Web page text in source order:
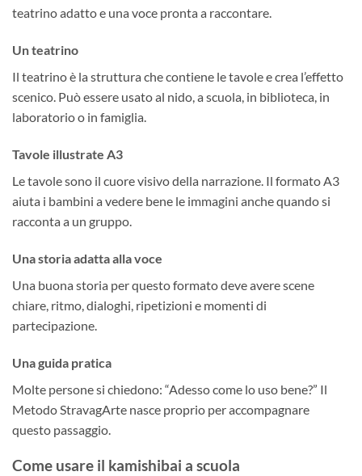
teatrino adatto e una voce pronta a raccontare.
Un teatrino
Il teatrino è la struttura che contiene le tavole e crea l’effetto
scenico. Può essere usato al nido, a scuola, in biblioteca, in
laboratorio o in famiglia.
Tavole illustrate A3
Le tavole sono il cuore visivo della narrazione. Il formato A3
aiuta i bambini a vedere bene le immagini anche quando si
racconta a un gruppo.
Una storia adatta alla voce
Una buona storia per questo formato deve avere scene
chiare, ritmo, dialoghi, ripetizioni e momenti di
partecipazione.
Una guida pratica
Molte persone si chiedono: “Adesso come lo uso bene?” Il
Metodo StravagArte nasce proprio per accompagnare
questo passaggio.
Come usare il kamishibai a scuola